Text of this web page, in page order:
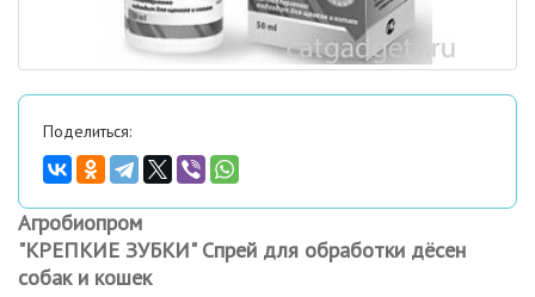
Поделиться:
Агробиопром
"КРЕПКИЕ ЗУБКИ" Спрей для обработки дёсен
собак и кошек